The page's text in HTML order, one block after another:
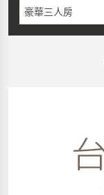
豪華三人房